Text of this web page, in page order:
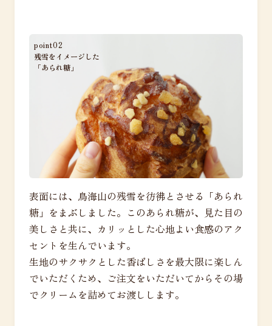
point02
残雪をイメージした
「あられ糖」
表面には、鳥海山の残雪を彷彿とさせる「あられ
糖」をまぶしました。このあられ糖が、見た目の
美しさと共に、カリッとした心地よい食感のアク
セントを生んでいます。
生地のサクサクとした香ばしさを最大限に楽しん
でいただくため、ご注文をいただいてからその場
でクリームを詰めてお渡しします。